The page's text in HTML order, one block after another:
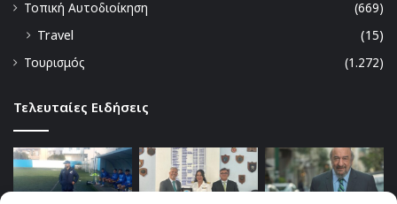
Τοπική Αυτοδιοίκηση
(669)
Travel
(15)
Τουρισμός
(1.272)
Τελευταίες Ειδήσεις